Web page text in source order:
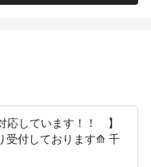
応しています！！ 】
受付しております⟰ 千